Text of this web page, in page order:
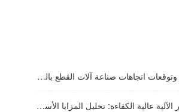
اتجاهات صناعة آلات القطع بالليزر الألياف
تحليل المزايا الأساسية واتجاهات التنمية المستقبلية